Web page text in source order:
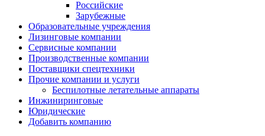
Российские
Зарубежные
Образовательные учреждения
Лизинговые компании
Сервисные компании
Производственные компании
Поставщики спецтехники
Прочие компании и услуги
Беспилотные летательные аппараты
Инжиниринговые
Юридические
Добавить компанию